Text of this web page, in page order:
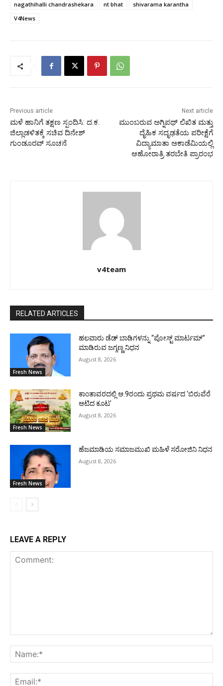
nagathihalli chandrashekara
nt bhat
shivarama karantha
V4News
Previous article
ಮಳೆ ಹಾನಿಗೆ ತಕ್ಷಣ ಸ್ಪಂದಿಸಿ: ದ.ಕ.
ಜಿಲ್ಲಾಡಳಿತಕ್ಕೆ ಸಚಿವ ದಿನೇಶ್
ಗುಂಡೂರವ್ ಸೂಚನೆ
Next article
ಮುಂಬರುವ ಅಗ್ನಿಪಥ್ ಲಿಖಿತ ಮತ್ತು
ದೈಹಿಕ ಸದೃಢತೆಯ ಪರೀಕ್ಷೆಗೆ
ವಿದ್ಯಾಮಾತಾ ಅಕಾಡೆಮಿಯಲ್ಲಿ
ಆಹೋರಾತ್ರಿ ತರಬೇತಿ ಪ್ರಾರಂಭ
v4team
RELATED ARTICLES
Fresh News
ಹಲವಾರು ಡೆಡ್ ಬಾಡಿಗಳನ್ನು “ಪೋಸ್ಟ್ ಮಾರ್ಟಮ್”
ಮಾಡಿರುವ ಜಗ್ಗಣ್ಣ ನಿಧನ
August 8, 2026
Fresh News
ಕಾಂತಾವರದಲ್ಲಿ ಆ.9ರಂದು ಪ್ರಥಮ ವರ್ಷದ ‘ಬಿರುವೆರೆ
ಆಟಿದ ಕೂಟ’
August 8, 2026
Fresh News
ಹೆಜಮಾಡಿಯ ಸಮಾಜಮುಖಿ ಮಹಿಳೆ ಸರೋಜಿನಿ ನಿಧನ
August 8, 2026
LEAVE A REPLY